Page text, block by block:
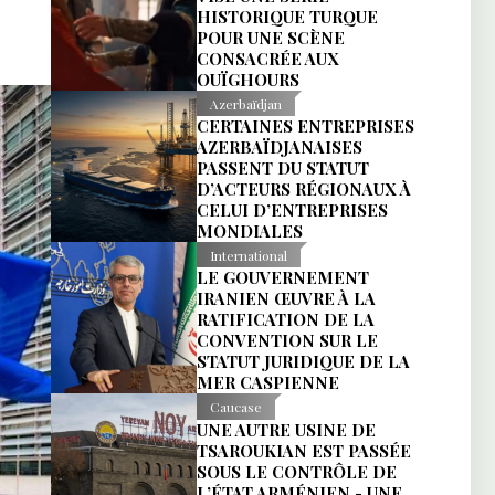
HISTORIQUE TURQUE
POUR UNE SCÈNE
CONSACRÉE AUX
OUÏGHOURS
Azerbaïdjan
CERTAINES ENTREPRISES
AZERBAÏDJANAISES
PASSENT DU STATUT
D’ACTEURS RÉGIONAUX À
CELUI D’ENTREPRISES
MONDIALES
International
LE GOUVERNEMENT
IRANIEN ŒUVRE À LA
RATIFICATION DE LA
CONVENTION SUR LE
STATUT JURIDIQUE DE LA
MER CASPIENNE
Caucase
UNE AUTRE USINE DE
TSAROUKIAN EST PASSÉE
SOUS LE CONTRÔLE DE